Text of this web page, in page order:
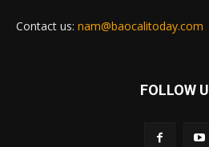
Contact us: nam@baocalitoday.com
FOLLOW